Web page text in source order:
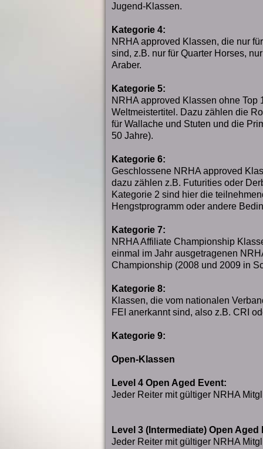
Jugend-Klassen.
Kategorie 4:
NRHA approved Klassen, die nur
sind, z.B. nur für Quarter Horses,
Araber.
Kategorie 5:
NRHA approved Klassen ohne Top
Weltmeistertitel. Dazu zählen die
für Wallache und Stuten und die
50 Jahre).
Kategorie 6:
Geschlossene NRHA approved
dazu zählen z.B. Futurities oder
Kategorie 2 sind hier die
Hengstprogramm oder andere
Kategorie 7:
NRHA Affiliate Championship
einmal im Jahr ausgetragenen
Championship (2008 und 2009 in
Kategorie 8:
Klassen, die vom nationalen
FEI anerkannt sind, also z.B. CRI
Kategorie 9:
Open-Klassen
Level 4 Open Aged Event:
Jeder Reiter mit gültiger NRHA
Level 3 (Intermediate) Open Aged
Jeder Reiter mit gültiger NRHA